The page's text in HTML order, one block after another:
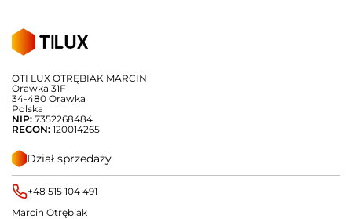
OTI LUX OTRĘBIAK MARCIN
Orawka 31F
34-480 Orawka
Polska
NIP: 7352268484
REGON: 120014265
Dział sprzedaży
+48 515 104 491
Marcin Otrębiak